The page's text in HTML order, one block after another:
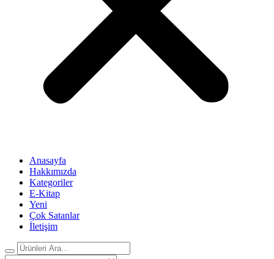
Anasayfa
Hakkımızda
Kategoriler
E-Kitap
Yeni
Çok Satanlar
İletişim